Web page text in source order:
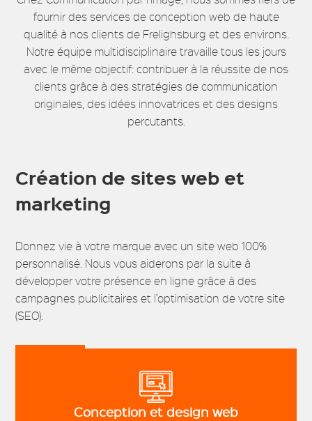
fournir des services de conception web de haute
qualité à nos clients de Frelighsburg et des environs.
Notre équipe multidisciplinaire travaille tous les jours
avec le même objectif: contribuer à la réussite de nos
clients grâce à des stratégies de communication
originales, des idées innovatrices et des designs
percutants.
Conception et design web
Création de sites web et
marketing
Donnez vie à votre marque avec un site web 100%
personnalisé. Nous vous aiderons par la suite à
développer votre présence en ligne grâce à des
campagnes publicitaires et l’optimisation de votre site
(SEO).